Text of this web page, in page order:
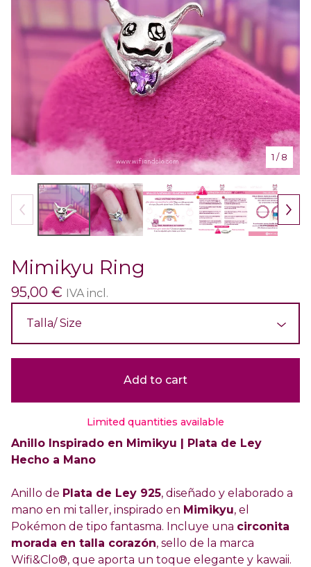
1 / 8
Mimikyu Ring
95,00 € IVA incl.
Add to cart
Limited quantities available
Anillo Inspirado en Mimikyu | Plata de Ley
Hecho a Mano
Anillo de Plata de Ley 925, diseñado y elaborado a
mano en mi taller, inspirado en Mimikyu, el
Pokémon de tipo fantasma. Incluye una circonita
morada en talla corazón, sello de la marca
Wifi&Clo®, que aporta un toque elegante y kawaii.